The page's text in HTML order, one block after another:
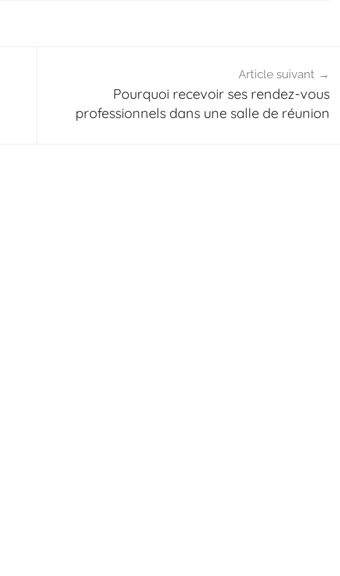
Article suivant
Pourquoi recevoir ses rendez-vous
professionnels dans une salle de réunion